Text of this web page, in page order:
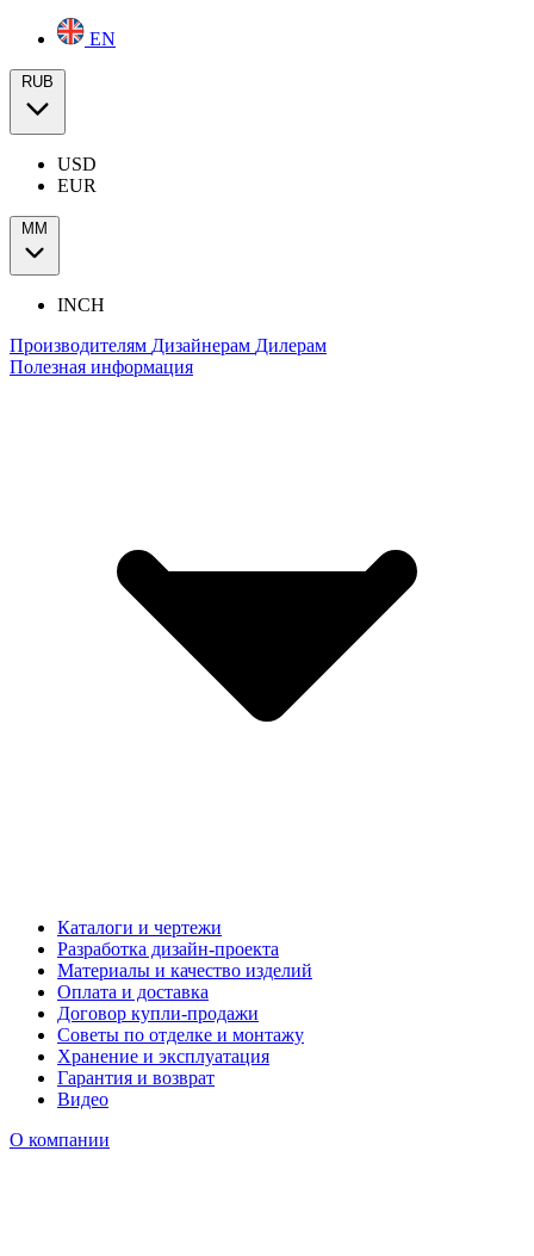
EN
RUB
USD
EUR
ММ
INCH
Производителям Дизайнерам Дилерам
Полезная информация
Каталоги и чертежи
Разработка дизайн-проекта
Материалы и качество изделий
Оплата и доставка
Договор купли-продажи
Советы по отделке и монтажу
Хранение и эксплуатация
Гарантия и возврат
Видео
О компании